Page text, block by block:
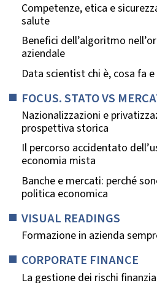
Competenze, etica e
salute
Benefici dell’algoritmo
aziendale
Data scientist chi è, cosa fa
FOCUS. STATO VS
Nazionalizzazioni e
prospettiva storica
Il percorso accidentato
economia mista
Banche e mercati: perché
politica economica
VISUAL READINGS
Formazione in azienda
CORPORATE FINANCE
La gestione dei rischi